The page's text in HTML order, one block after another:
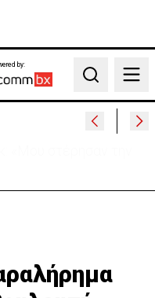
by:
Search